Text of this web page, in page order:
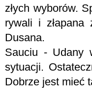
złych wyborów.
rywali i złapana
Dusana.
Sauciu - Udany
sytuacji.
Dobrze jest mieć